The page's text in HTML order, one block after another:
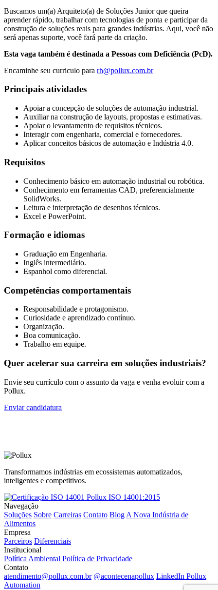
Buscamos um(a) Arquiteto(a) de Soluções Junior que queira
aprender rápido, trabalhar com tecnologias de ponta e participar da
construção de soluções reais para grandes indústrias. Aqui, você não
será apenas suporte, você fará parte da criação.
Esta vaga também é destinada a Pessoas com Deficiência (PcD).
Encaminhe seu curriculo para rh@pollux.com.br
Principais atividades
Apoiar a concepção de soluções de automação industrial.
Auxiliar na construção de layouts, propostas e estimativas.
Apoiar o levantamento de requisitos técnicos.
Interagir com engenharia, comercial e fornecedores.
Aplicar conceitos básicos de automação e Indústria 4.0.
Requisitos
Conhecimento básico em automação industrial ou robótica.
Conhecimento em ferramentas CAD, preferencialmente
SolidWorks.
Leitura e interpretação de desenhos técnicos.
Excel e PowerPoint.
Formação e idiomas
Graduação em Engenharia.
Inglês intermediário.
Espanhol como diferencial.
Competências comportamentais
Responsabilidade e protagonismo.
Curiosidade e aprendizado contínuo.
Organização.
Boa comunicação.
Trabalho em equipe.
Quer acelerar sua carreira em soluções industriais?
Envie seu currículo com o assunto da vaga e venha evoluir com a
Pollux.
Enviar candidatura
Transformamos indústrias em ecossistemas automatizados,
inteligentes e competitivos.
ISO 14001:2015
Navegação
Soluções Sobre Carreiras Contato Blog A Nova Indústria de
Alimentos
Empresa
Parceiros Diferenciais
Institucional
Política Ambiental Política de Privacidade
Contato
atendimento@pollux.com.br @acontecenapollux LinkedIn Pollux
Automation